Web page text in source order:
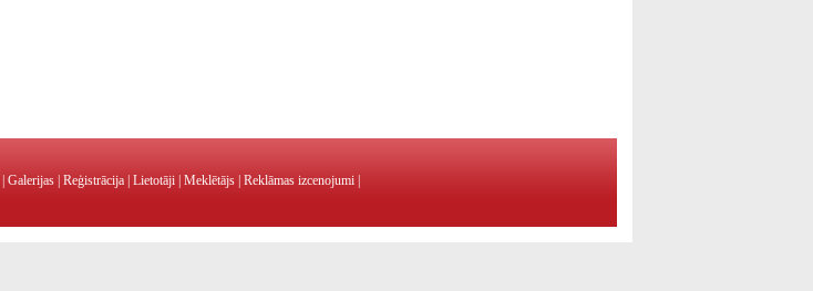
Galerijas Reģistrācija Lietotāji Meklētājs Reklāmas izcenojumi